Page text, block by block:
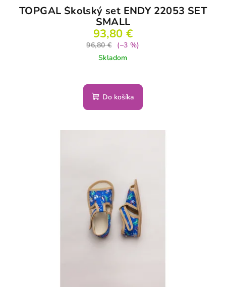
TOPGAL Školský set ENDY 22053 SET
SMALL
93,80 €
96,80 €
(–3 %)
Skladom
Do košíka